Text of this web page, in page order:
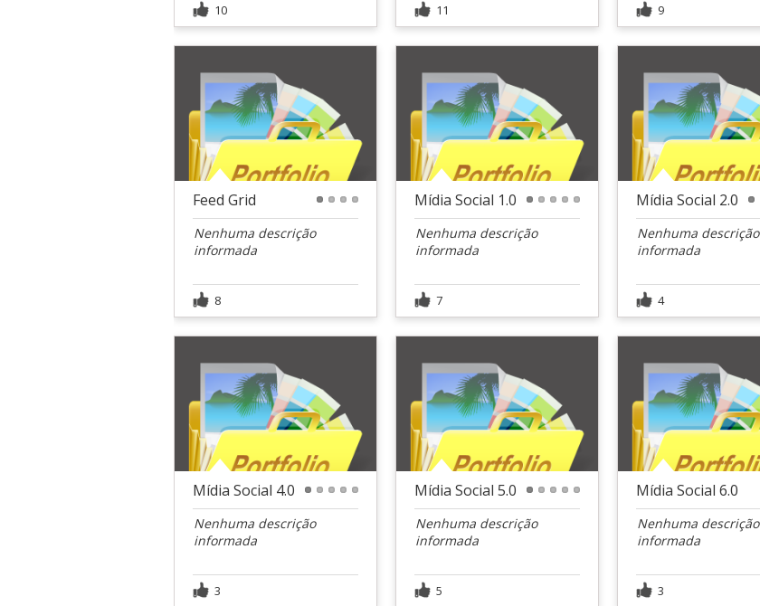
10 11 9
Feed Grid
Nenhuma descrição
informada
8
Mídia Social 1.0
Nenhuma descrição
informada
7
Mídia Social 2.0
Nenhuma descrição
informada
4
Mídia Social 4.0
Nenhuma descrição
informada
3
Mídia Social 5.0
Nenhuma descrição
informada
5
Mídia Social 6.0
Nenhuma descrição
informada
3